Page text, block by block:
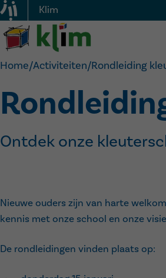
Klim
Home/Activiteiten/Rondleiding
Ontdek onze
Nieuwe ouders zijn van harte
kennis met onze school en onze
De rondleidingen vinden plaats op: